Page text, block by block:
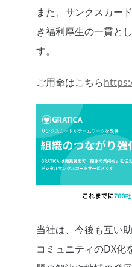
また、サンクスカー
き福利厚生の一貫と
す。
ご用命はこちら
当社は、今後も互い
コミュニティのDX化